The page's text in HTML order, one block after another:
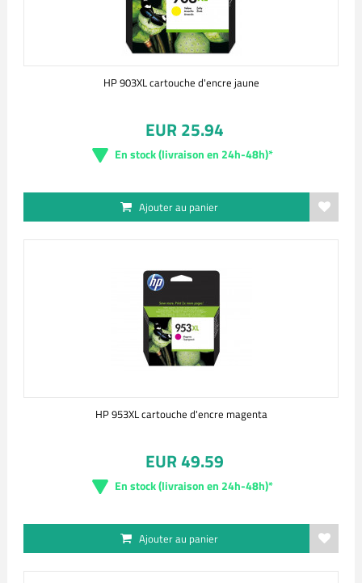
HP 903XL cartouche d'encre jaune
EUR 25.94
En stock (livraison en 24h-48h)*
Ajouter au panier
HP 953XL cartouche d'encre magenta
EUR 49.59
En stock (livraison en 24h-48h)*
Ajouter au panier